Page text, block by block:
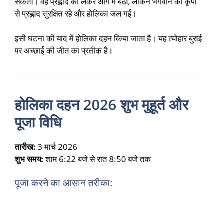
से प्रह्लाद सुरक्षित रहे और होलिका जल गई।
इसी घटना की याद में होलिका दहन किया जाता है। यह त्योहार बुराई
पर अच्छाई की जीत का प्रतीक है।
होलिका दहन 2026 शुभ मुहूर्त और
पूजा विधि
तारीख: 3 मार्च 2026
शुभ समय:शाम 6:22 बजे से रात 8:50 बजे तक
पूजा करने का आसान तरीका: